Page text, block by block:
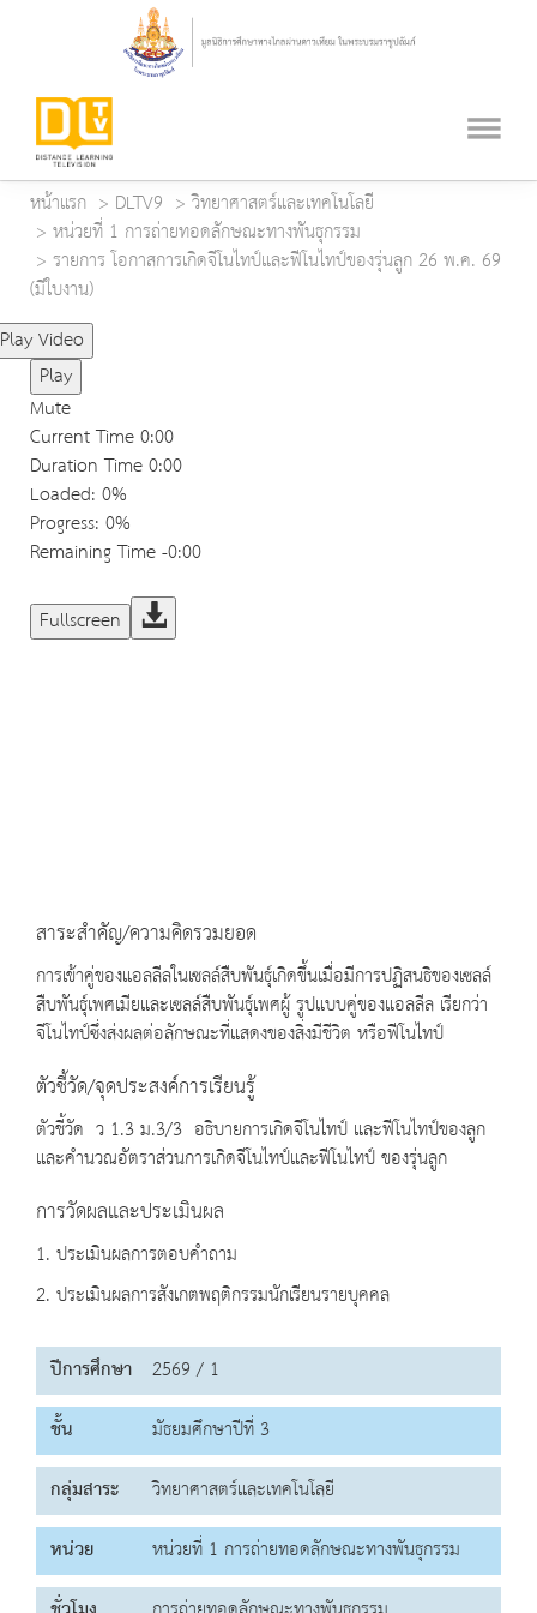
หน้าแรก DLTV9
วิทยาศาสตร์และเทคโนโลยี
หน่วยที่ 1 การถ่ายทอดลักษณะทางพันธุกรรม
รายการ โอกาสการเกิดจีโนไทป์และฟีโนไทป์ของรุ่นลูก 26 พ.ค. 69
(มีใบงาน)
Play Video
Play
Mute
Current Time0:00
Duration Time0:00
Loaded: 0%
Progress: 0%
Remaining Time-0:00
Fullscreen
สาระสำคัญ/ความคิดรวมยอด
การเข้าคู่ของแอลลีลในเซลล์สืบพันธุ์เกิดขึ้นเมื่อมีการปฏิสนธิของเซลล์
สืบพันธุ์เพศเมียและเซลล์สืบพันธุ์เพศผู้ รูปแบบคู่ของแอลลีล เรียกว่า
จีโนไทป์ซึ่งส่งผลต่อลักษณะที่แสดงของสิ่งมีชีวิต หรือฟีโนไทป์
ตัวชี้วัด/จุดประสงค์การเรียนรู้
ตัวชี้วัด ว 1.3 ม.3/3 อธิบายการเกิดจีโนไทป์ และฟีโนไทป์ของลูก
และคำนวณอัตราส่วนการเกิดจีโนไทป์และฟีโนไทป์ ของรุ่นลูก
การวัดผลและประเมินผล
1. ประเมินผลการตอบคำถาม
2. ประเมินผลการสังเกตพฤติกรรมนักเรียนรายบุคคล
ปีการศึกษา 2569 / 1
ชั้น
มัธยมศึกษาปีที่ 3
กลุ่มสาระ
วิทยาศาสตร์และเทคโนโลยี
หน่วย
หน่วยที่ 1 การถ่ายทอดลักษณะทางพันธุกรรม